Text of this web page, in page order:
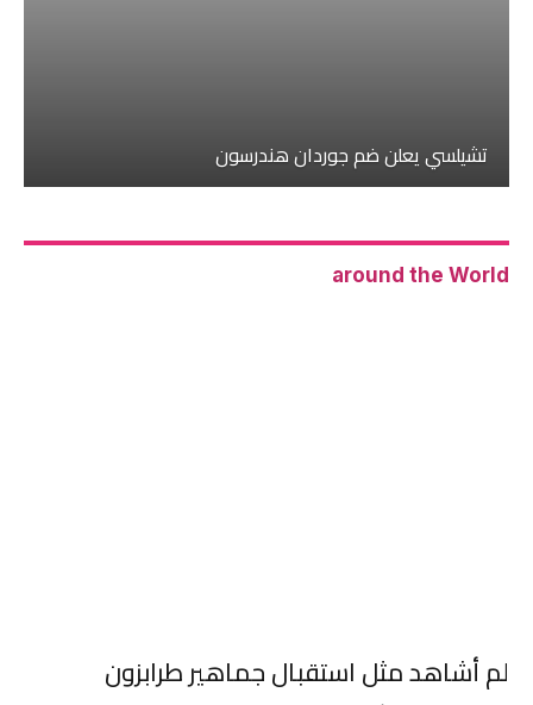
تشيلسي يعلن ضم جوردان هندرسون
around the World
لم أشاهد مثل استقبال جماهير طرابزون